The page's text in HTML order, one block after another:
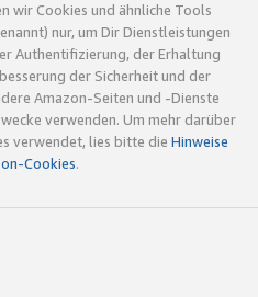
wir Cookies und ähnliche Tools
nur, um Dir Dienstleistungen
Authentifizierung, der Erhaltung
der Sicherheit und der
Amazon-Seiten und -Dienste
verwenden. Um mehr darüber
verwendet, lies bitte die Hinweise
Cookies.